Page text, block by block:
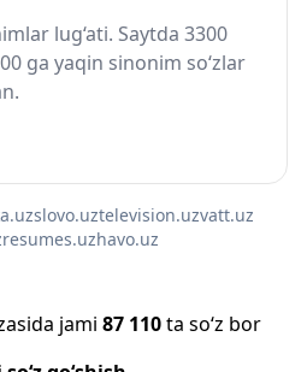
lug‘ati. Saytda 3300
ga yaqin sinonim so‘zlar
slovo.uztelevision.uzvatt.uz
resumes.uzhavo.uz
jami 87 110ta so‘z bor